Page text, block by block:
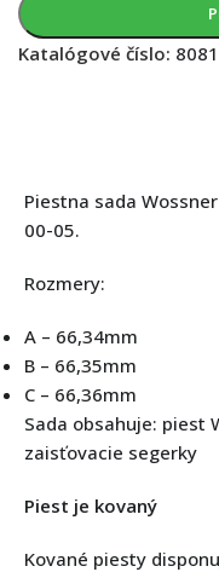
Katalógové číslo:
Piestna sada
00-05.
Rozmery:
A – 66,34mm
B – 66,35mm
C – 66,36mm
Sada obsahuje: piest
zaisťovacie segerky
Piest je kovaný
Kované piesty